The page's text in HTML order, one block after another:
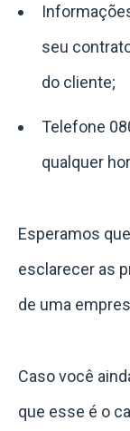
seu
do cliente;
Telefone
qualquer
Esperamos
esclarecer as
de uma
Caso você
que esse é o